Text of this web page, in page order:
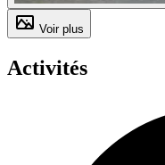
Voir plus
Activités